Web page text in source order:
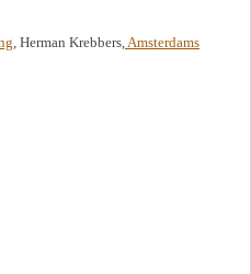
, Herman Krebbers,Amsterdams